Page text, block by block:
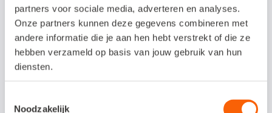
partners voor sociale media, adverteren en analyses.
Onze partners kunnen deze gegevens combineren met
andere informatie die je aan hen hebt verstrekt of die ze
hebben verzameld op basis van jouw gebruik van hun
diensten.
Noodzakelijk
info@2com2.nl of ga naar de
servicedesk.